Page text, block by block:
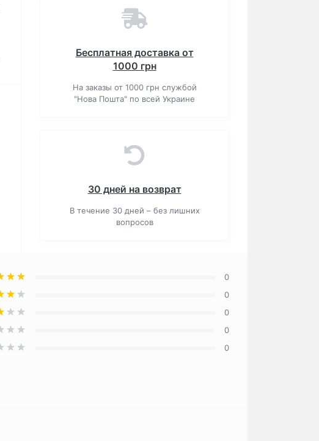
Бесплатная доставка от
1000 грн
На заказы от 1000 грн службой
"Нова Пошта" по всей Украине
30 дней на возврат
В течение 30 дней – без лишних
вопросов
0
0
0
0
0